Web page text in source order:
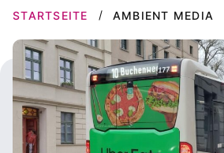
STARTSEITE AMBIENT MEDIA